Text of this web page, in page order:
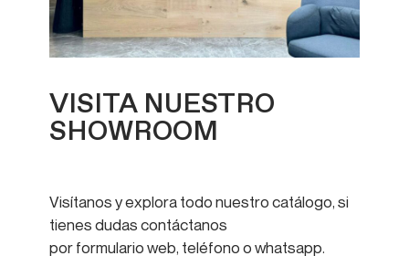
VISITA NUESTRO
SHOWROOM
Visítanos y explora todo nuestro catálogo, si
tienes dudas contáctanos
por formulario web, teléfono o whatsapp.